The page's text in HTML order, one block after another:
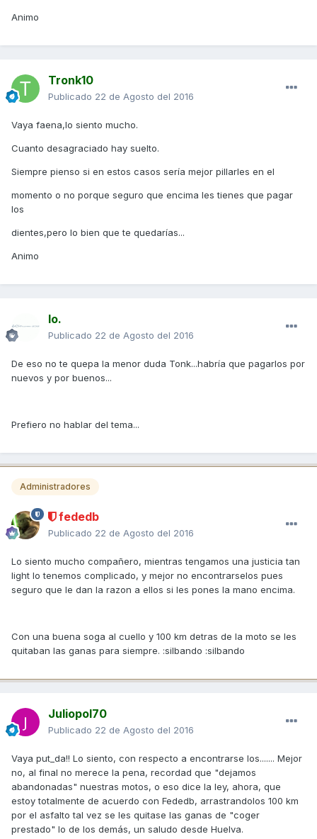
Animo
Tronk10
Publicado 22 de Agosto del 2016
Vaya faena,lo siento mucho.
Cuanto desagraciado hay suelto.
Siempre pienso si en estos casos sería mejor pillarles en el
momento o no porque seguro que encima les tienes que pagar
los
dientes,pero lo bien que te quedarías...
Animo
Io.
Publicado 22 de Agosto del 2016
De eso no te quepa la menor duda Tonk...habría que pagarlos por
nuevos y por buenos...
Prefiero no hablar del tema...
Administradores
fededb
Publicado 22 de Agosto del 2016
Lo siento mucho compañero, mientras tengamos una justicia tan
light lo tenemos complicado, y mejor no encontrarselos pues
seguro que le dan la razon a ellos si les pones la mano encima.
Con una buena soga al cuello y 100 km detras de la moto se les
quitaban las ganas para siempre. :silbando :silbando
Juliopol70
Publicado 22 de Agosto del 2016
Vaya put_da!! Lo siento, con respecto a encontrarse los....... Mejor
no, al final no merece la pena, recordad que "dejamos
abandonadas" nuestras motos, o eso dice la ley, ahora, que
estoy totalmente de acuerdo con Fededb, arrastrandolos 100 km
por el asfalto tal vez se les quitase las ganas de "coger
prestado" lo de los demás, un saludo desde Huelva.